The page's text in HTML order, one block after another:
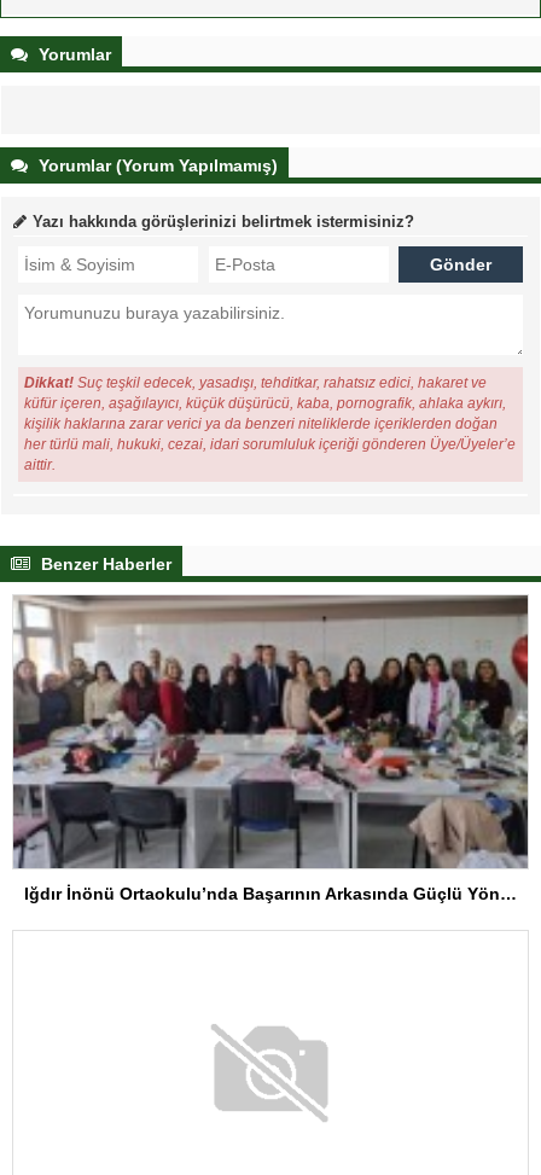
Yorumlar
Yorumlar (Yorum Yapılmamış)
Yazı hakkında görüşlerinizi belirtmek istermisiniz?
Dikkat! Suç teşkil edecek, yasadışı, tehditkar, rahatsız edici, hakaret ve
küfür içeren, aşağılayıcı, küçük düşürücü, kaba, pornografik, ahlaka aykırı,
kişilik haklarına zarar verici ya da benzeri niteliklerde içeriklerden doğan
her türlü mali, hukuki, cezai, idari sorumluluk içeriği gönderen Üye/Üyeler’e
aittir.
Benzer Haberler
Iğdır İnönü Ortaokulu’nda Başarının Arkasında Güçlü Yönetim ve Özverili Eğitim Kadrosu Bulunuyor